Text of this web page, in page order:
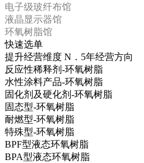
电子级玻纤布馆
液晶显示器馆
环氧树脂馆
快速选单
提升经营维度 N．5年经营方向
反应性稀释剂-环氧树脂
水性涂料产品-环氧树脂
固化剂及硬化剂-环氧树脂
固态型-环氧树脂
耐燃型-环氧树脂
特殊型-环氧树脂
BPF型液态环氧树脂
BPA型液态环氧树脂